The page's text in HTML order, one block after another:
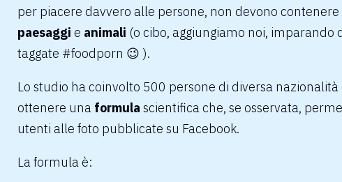
per piacere davvero alle persone, non devono
paesaggi e animali (o cibo, aggiungiamo noi, imparando
taggate #foodporn 😉 ).
Lo studio ha coinvolto 500 persone di diversa
ottenere una formula scientifica che, se osservata,
utenti alle foto pubblicate su Facebook.
La formula è: